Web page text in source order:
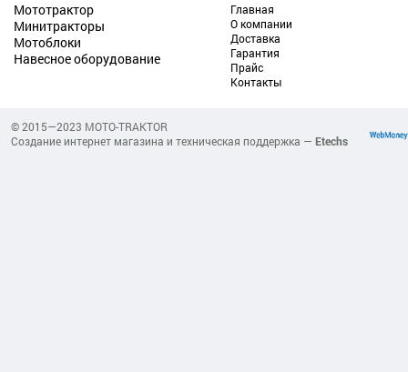
Мототрактор
Минитракторы
Мотоблоки
Навесное оборудование
Главная
О компании
Доставка
Гарантия
Прайс
Контакты
© 2015—2023 MOTO-TRAKTOR
Создание интернет магазина и техническая поддержка — Etechs